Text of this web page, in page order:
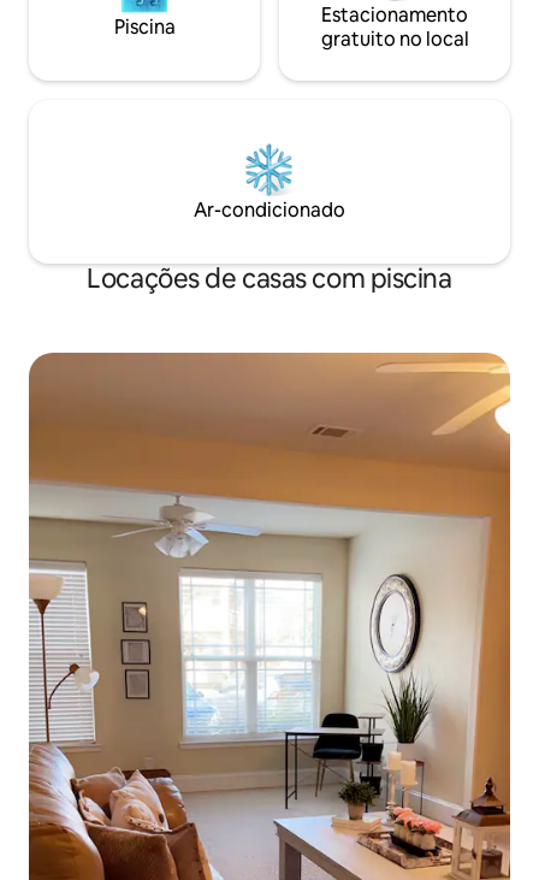
Piscina
Estacionamento
gratuito no local
Ar-condicionado
Locações de casas com piscina